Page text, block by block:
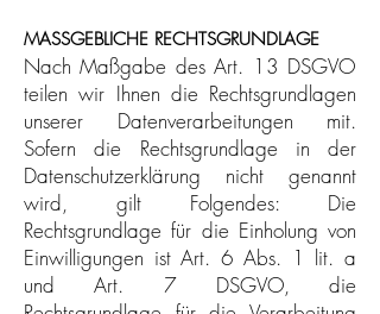
MASSGEBLICHE RECHTSGRUNDLAGE
Nach Maßgabe des Art. 13 DSGVO
teilen wir Ihnen die Rechtsgrundlagen
unserer Datenverarbeitungen mit.
Sofern die Rechtsgrundlage in der
Datenschutzerklärung nicht genannt
wird, gilt Folgendes: Die
Rechtsgrundlage für die Einholung von
Einwilligungen ist Art. 6 Abs. 1 lit. a
und Art. 7 DSGVO, die